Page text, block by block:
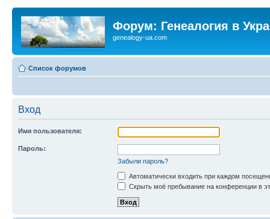
Форум: Генеалогия в
genealogy-ua.com
Список форумов
Вход
Имя пользователя:
Пароль:
Забыли пароль?
Автоматически входить при каждом
Скрыть моё пребывание на конференции в